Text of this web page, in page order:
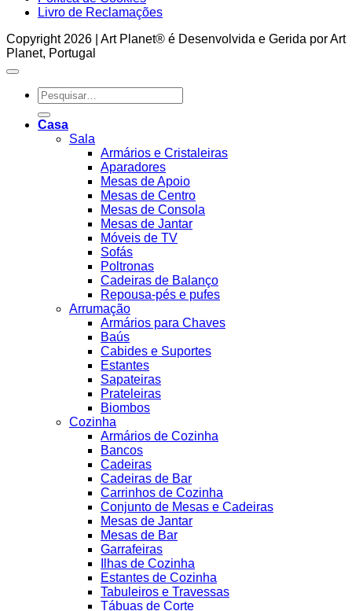
Livro de Reclamações
Copyright 2026 | Art Planet® é Desenvolvida e Gerida por Art
Planet, Portugal
Pesquisar
por:
Casa
Sala
Armários e Cristaleiras
Aparadores
Mesas de Apoio
Mesas de Centro
Mesas de Consola
Mesas de Jantar
Móveis de TV
Sofás
Poltronas
Cadeiras de Balanço
Repousa-pés e pufes
Arrumação
Armários para Chaves
Baús
Cabides e Suportes
Estantes
Sapateiras
Prateleiras
Biombos
Cozinha
Armários de Cozinha
Bancos
Cadeiras
Cadeiras de Bar
Carrinhos de Cozinha
Conjunto de Mesas e Cadeiras
Mesas de Jantar
Mesas de Bar
Garrafeiras
Ilhas de Cozinha
Estantes de Cozinha
Tabuleiros e Travessas
Tábuas de Corte